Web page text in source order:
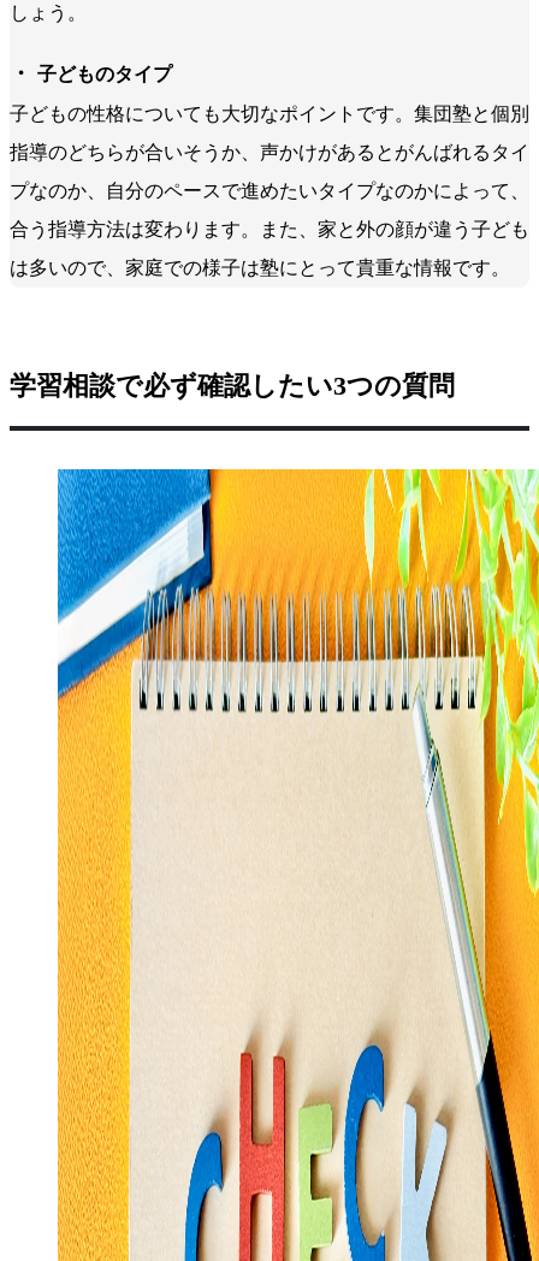
しょう。
・ 子どものタイプ
子どもの性格についても大切なポイントです。集団塾と個別
指導のどちらが合いそうか、声かけがあるとがんばれるタイ
プなのか、自分のペースで進めたいタイプなのかによって、
合う指導方法は変わります。また、家と外の顔が違う子ども
は多いので、家庭での様子は塾にとって貴重な情報です。
学習相談で必ず確認したい3つの質問